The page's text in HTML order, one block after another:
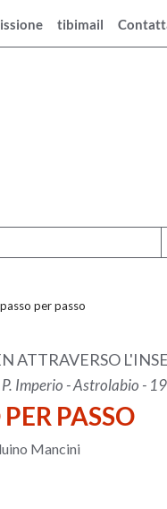
tibimail
per passo
ATTRAVERSO
Imperio - Astrolabio -
PASSO
Mancini